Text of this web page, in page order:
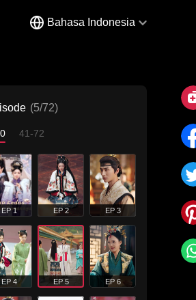
Bahasa Indonesia
(5/72)
41-72
EP 1 EP 2 EP 3
EP 4 EP 5 EP 6